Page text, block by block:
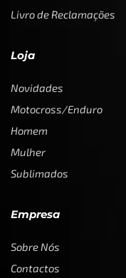
Livro de Reclamações
Loja
Novidades
Motocross/Enduro
Homem
Mulher
Sublimados
Empresa
Sobre Nós
Contactos